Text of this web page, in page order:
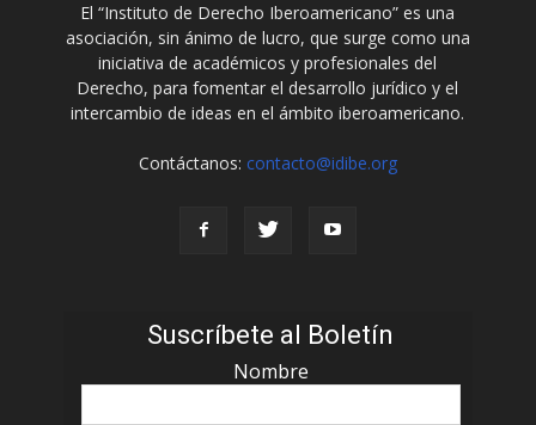
El “Instituto de Derecho Iberoamericano” es una
asociación, sin ánimo de lucro, que surge como una
iniciativa de académicos y profesionales del
Derecho, para fomentar el desarrollo jurídico y el
intercambio de ideas en el ámbito iberoamericano.
Contáctanos: contacto@idibe.org
Suscríbete al Boletín
Nombre